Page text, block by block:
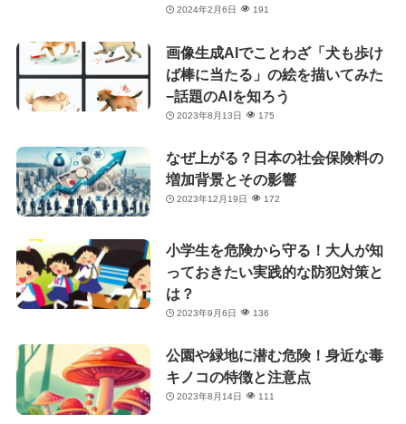
2024年2月6日 191
画像生成AIでことわざ「犬も歩け
ば棒に当たる」の絵を描いてみた
−話題のAIを知ろう
2023年8月13日 175
なぜ上がる？日本の社会保険料の
増加背景とその影響
2023年12月19日 172
小学生を危険から守る！大人が知
っておきたい実践的な防犯対策と
は？
2023年9月6日 136
公園や緑地に潜む危険！身近な毒
キノコの特徴と注意点
2023年8月14日 111